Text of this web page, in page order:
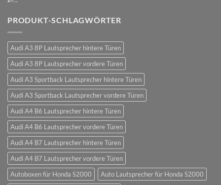
PRODUKT-SCHLAGWÖRTER
Audi A3 8P Lautsprecher hintere Türen
Audi A3 8P Lautsprecher vordere Türen
Audi A3 Sportback Lautsprecher hintere Türen
Audi A3 Sportback Lautsprecher vordere Türen
Audi A4 B6 Lautsprecher hintere Türen
Audi A4 B6 Lautsprecher vordere Türen
Audi A4 B7 Lautsprecher hintere Türen
Audi A4 B7 Lautsprecher vordere Türen
Autoboxen für Honda S2000
Auto Lautsprecher für Honda S2000